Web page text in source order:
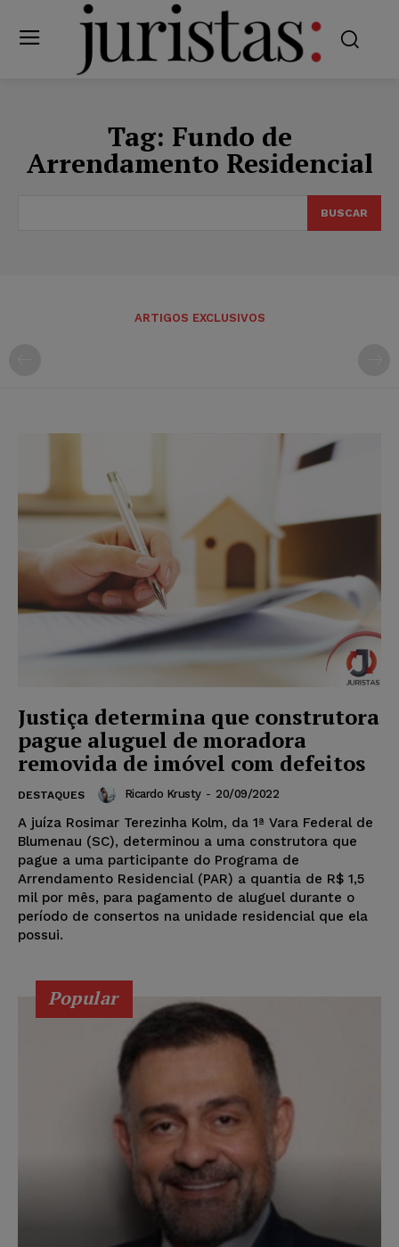
Tag: Fundo de
Arrendamento Residencial
BUSCAR
ARTIGOS EXCLUSIVOS
Justiça determina que construtora
pague aluguel de moradora
removida de imóvel com defeitos
DESTAQUES Ricardo Krusty - 20/09/2022
A juíza Rosimar Terezinha Kolm, da 1ª Vara Federal de
Blumenau (SC), determinou a uma construtora que
pague a uma participante do Programa de
Arrendamento Residencial (PAR) a quantia de R$ 1,5
mil por mês, para pagamento de aluguel durante o
período de consertos na unidade residencial que ela
possui.
Popular